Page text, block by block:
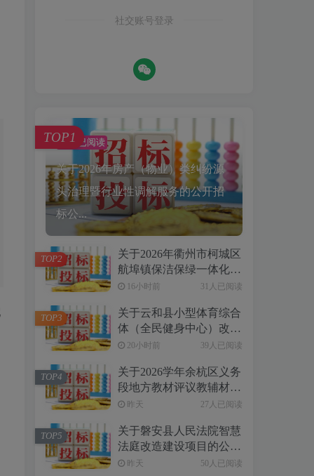
社交账号登录
32人已阅读
关于2026年房产（物业）类纠纷源
头治理暨行业性调解服务的公开招
标公...
TOP1
关于2026年衢州市柯城区
航埠镇保洁保绿一体化服
务项目的公开招标公告
有限公司]
16小时前 31人已阅读
TOP2
关于云和县小型体育综合
体（全民健身中心）改造
提升项目信息化工程采购
标公告[云和县云采工程
咨询有限公司]
20小时前 39人已阅读
TOP3
关于2026学年余杭区义务
段地方教材评议教辅材料
项目采购的公开招标公告
所有限公司]
昨天 27人已阅读
TOP4
关于磐安县人民法院智慧
法庭改造建设项目的公开
招标公告[金华市政府采
昨天 50人已阅读
TOP5